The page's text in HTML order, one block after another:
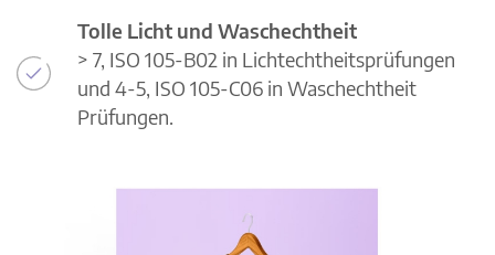
Tolle Licht und Waschechtheit
> 7, ISO 105-B02 in Lichtechtheitsprüfungen
und 4-5, ISO 105-C06 in Waschechtheit
Prüfungen.